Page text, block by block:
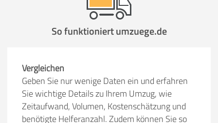
So funktioniert umzuege.de
Vergleichen
Geben Sie nur wenige Daten ein und erfahren
Sie wichtige Details zu Ihrem Umzug, wie
Zeitaufwand, Volumen, Kostenschätzung und
benötigte Helferanzahl. Zudem können Sie so